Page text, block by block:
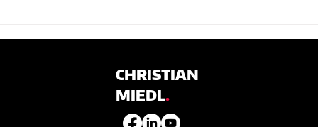
CHRISTIAN
MIEDL.